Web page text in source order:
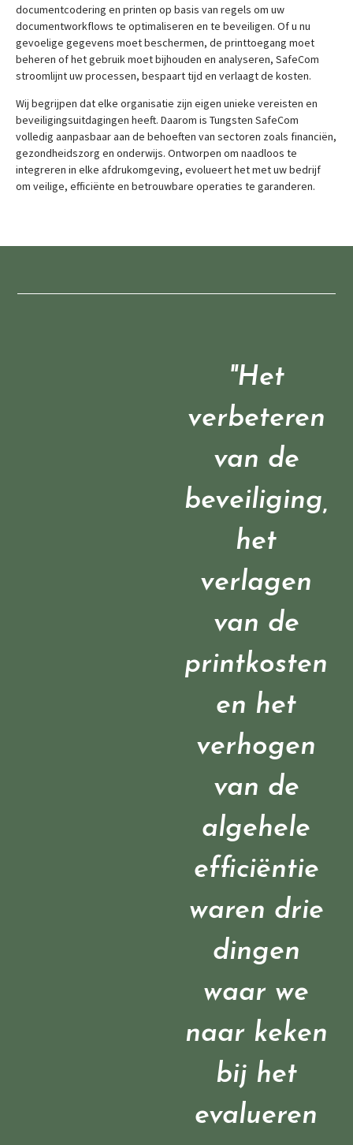
documentcodering en printen op basis van regels om uw
documentworkflows te optimaliseren en te beveiligen. Of u nu
gevoelige gegevens moet beschermen, de printtoegang moet
beheren of het gebruik moet bijhouden en analyseren, SafeCom
stroomlijnt uw processen, bespaart tijd en verlaagt de kosten.
Wij begrijpen dat elke organisatie zijn eigen unieke vereisten en
beveiligingsuitdagingen heeft. Daarom is Tungsten SafeCom
volledig aanpasbaar aan de behoeften van sectoren zoals financiën,
gezondheidszorg en onderwijs. Ontworpen om naadloos te
integreren in elke afdrukomgeving, evolueert het met uw bedrijf
om veilige, efficiënte en betrouwbare operaties te garanderen.
"Het
verbeteren
van de
beveiliging,
het
verlagen
van de
printkosten
en het
verhogen
van de
algehele
efficiëntie
waren drie
dingen
waar we
naar keken
bij het
evalueren